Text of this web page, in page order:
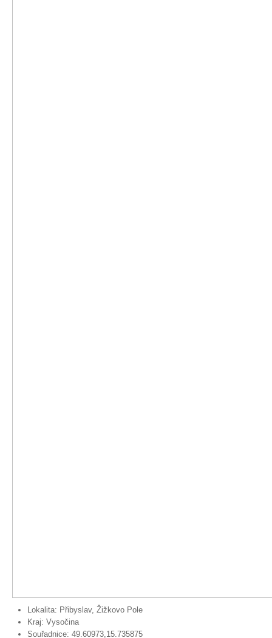
Lokalita: Přibyslav, Žižkovo Pole
Kraj: Vysočina
Souřadnice: 49.60973,15.735875